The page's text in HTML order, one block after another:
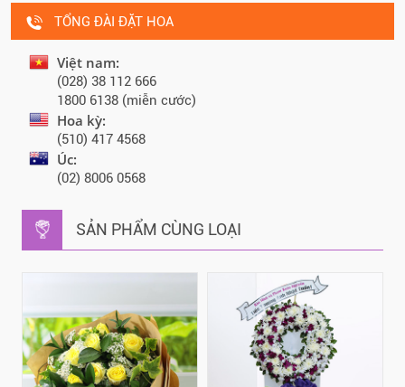
TỔNG ĐÀI ĐẶT HOA
Việt nam:
(028) 38 112 666
1800 6138 (miễn cước)
Hoa kỳ:
(510) 417 4568
Úc:
(02) 8006 0568
SẢN PHẨM CÙNG LOẠI